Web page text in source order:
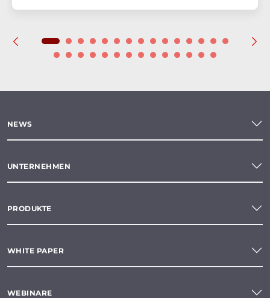
NEWS
UNTERNEHMEN
PRODUKTE
WHITE PAPER
WEBINARE